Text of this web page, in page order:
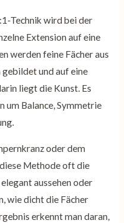
Technik wird bei der
Extension auf eine
werden feine Fächer aus
und auf eine
liegt die Kunst. Es
um Balance, Symmetrie
oder dem
Methode oft die
aussehen oder
wie dicht die Fächer
erkennt man daran,